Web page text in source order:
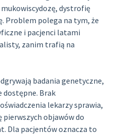
dystrofię
Problem polega na tym, że
i pacjenci latami
zanim trafią na
badania genetyczne,
dostępne. Brak
lekarzy sprawia,
pierwszych objawów do
Dla pacjentów oznacza to